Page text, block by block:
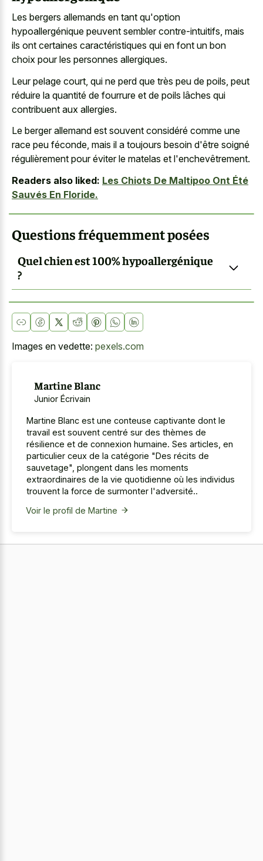
Les bergers allemands en tant qu'option
hypoallergénique peuvent sembler contre-intuitifs, mais
ils ont certaines caractéristiques qui en font un bon
choix pour les personnes allergiques.
Leur pelage court, qui ne perd que très peu de poils, peut
réduire la quantité de fourrure et de poils lâches qui
contribuent aux allergies.
Le berger allemand est souvent considéré comme une
race peu féconde, mais il a toujours besoin d'être soigné
régulièrement pour éviter le matelas et l'enchevêtrement.
Readers also liked: Les Chiots De Maltipoo Ont Été
Sauvés En Floride.
Questions fréquemment posées
Quel chien est 100% hypoallergénique
?
Images en vedette: pexels.com
Martine Blanc
Junior Écrivain
Martine Blanc est une conteuse captivante dont le
travail est souvent centré sur des thèmes de
résilience et de connexion humaine. Ses articles, en
particulier ceux de la catégorie "Des récits de
sauvetage", plongent dans les moments
extraordinaires de la vie quotidienne où les individus
trouvent la force de surmonter l'adversité..
Voir le profil de Martine